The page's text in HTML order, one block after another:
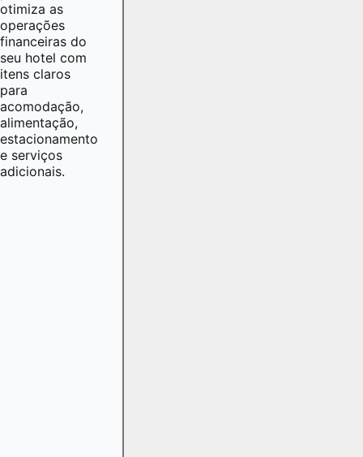
otimiza as
operações
financeiras do
seu hotel com
itens claros
para
acomodação,
alimentação,
estacionamento
e serviços
adicionais.